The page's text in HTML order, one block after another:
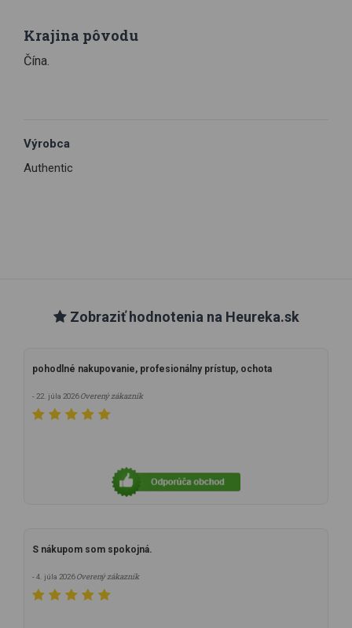
Krajina pôvodu
Čína.
Výrobca
Authentic
Zobraziť hodnotenia na Heureka.sk
pohodlné nakupovanie, profesionálny prístup, ochota
- 22. júla 2026Overený zákazník
S nákupom som spokojná.
- 4. júla 2026Overený zákazník